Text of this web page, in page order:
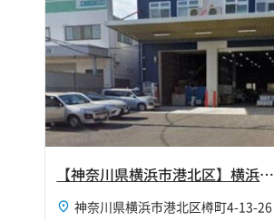
【神奈川県横浜市港北区】横浜市港北区樽町4丁目164坪倉庫
神奈川県横浜市港北区樽町4-13-26